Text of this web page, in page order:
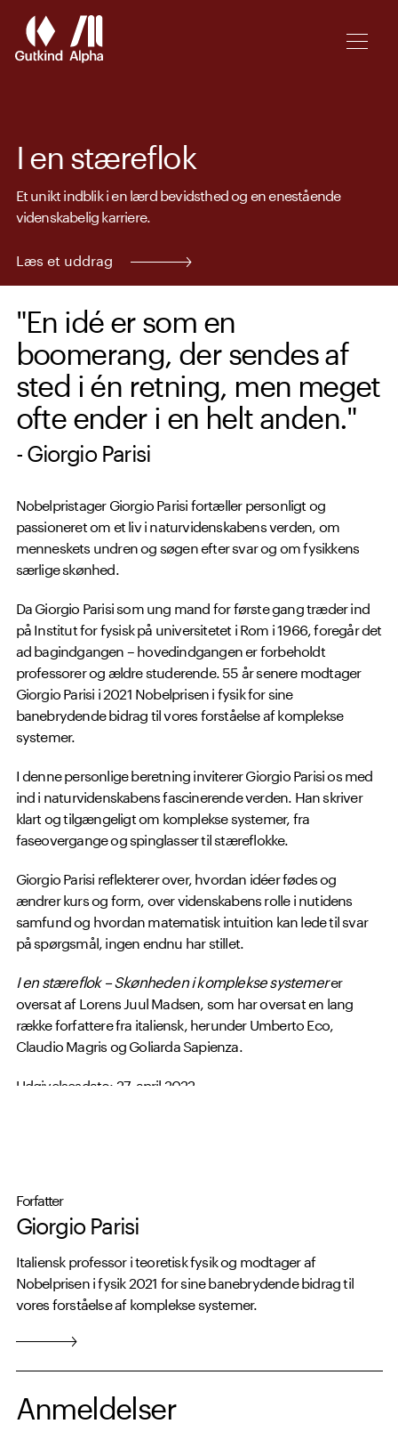
Spring til hovedindhold
I en stæreflok
Et unikt indblik i en lærd bevidsthed og en enestående
videnskabelig karriere.
Læs et uddrag
"En idé er som en
boomerang, der sendes af
sted i én retning, men meget
ofte ender i en helt anden."
- Giorgio Parisi
Nobelpristager Giorgio Parisi fortæller personligt og
passioneret om et liv i naturvidenskabens verden, om
menneskets undren og søgen efter svar og om fysikkens
særlige skønhed.
Da Giorgio Parisi som ung mand for første gang træder ind
på Institut for fysisk på universitetet i Rom i 1966, foregår det
ad bagindgangen – hovedindgangen er forbeholdt
professorer og ældre studerende. 55 år senere modtager
Giorgio Parisi i 2021 Nobelprisen i fysik for sine
banebrydende bidrag til vores forståelse af komplekse
systemer.
I denne personlige beretning inviterer Giorgio Parisi os med
ind i naturvidenskabens fascinerende verden. Han skriver
klart og tilgængeligt om komplekse systemer, fra
faseovergange og spinglasser til stæreflokke.
Giorgio Parisi reflekterer over, hvordan idéer fødes og
ændrer kurs og form, over videnskabens rolle i nutidens
samfund og hvordan matematisk intuition kan lede til svar
på spørgsmål, ingen endnu har stillet.
I en stæreflok – Skønheden i komplekse systemerer
oversat af Lorens Juul Madsen, som har oversat en lang
række forfattere fra italiensk, herunder Umberto Eco,
Claudio Magris og Goliarda Sapienza.
Udgivelsesdato: 27. april 2022
Forfatter
Giorgio Parisi
Italiensk professor i teoretisk fysik og modtager af
Nobelprisen i fysik 2021 for sine banebrydende bidrag til
vores forståelse af komplekse systemer.
Anmeldelser